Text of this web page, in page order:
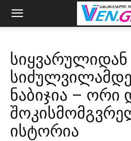
სიყვარულიდან
ნაბიჯია – ორი
ისტორია